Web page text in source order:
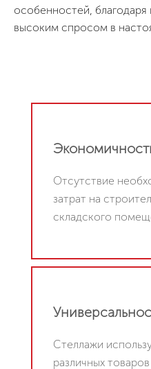
особенностей,
высоким спросом в
Отсутствие
затрат на
складского
Стеллажи
различных